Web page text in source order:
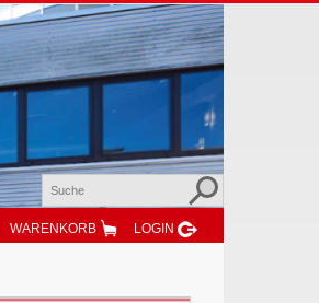
WARENKORB LOGIN